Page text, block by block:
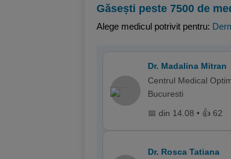
Găsești peste 7500 de
Alege medicul potrivit pentru:
Dr. Madalina Mitran
Centrul Medical
Bucuresti
📅 din 14.08 • 👍 62
Dr. Rosca Tatiana